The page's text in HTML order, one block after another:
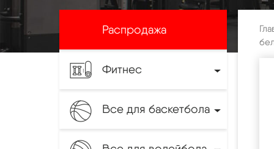
Распродажа
Фитнес
Все для баскетбола